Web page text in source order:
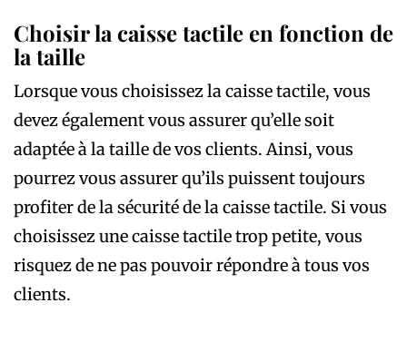
Choisir la caisse tactile en fonction de
la taille
Lorsque vous choisissez la caisse tactile, vous
devez également vous assurer qu’elle soit
adaptée à la taille de vos clients. Ainsi, vous
pourrez vous assurer qu’ils puissent toujours
profiter de la sécurité de la caisse tactile. Si vous
choisissez une caisse tactile trop petite, vous
risquez de ne pas pouvoir répondre à tous vos
clients.